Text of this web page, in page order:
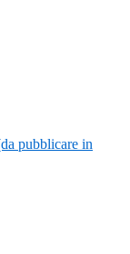
pubblicare in